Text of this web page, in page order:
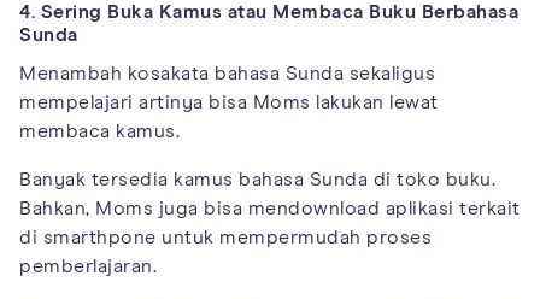
4. Sering Buka Kamus atau Membaca Buku Berbahasa
Sunda
Menambah kosakata bahasa Sunda sekaligus
mempelajari artinya bisa Moms lakukan lewat
membaca kamus.
Banyak tersedia kamus bahasa Sunda di toko buku.
Bahkan, Moms juga bisa mendownload aplikasi terkait
di smarthpone untuk mempermudah proses
pemberlajaran.